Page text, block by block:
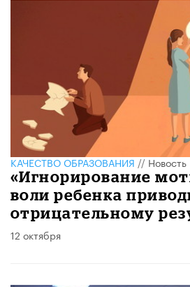
КАЧЕСТВО ОБРАЗОВАНИЯ//Новость
«Игнорирование
воли ребенка
отрицательному
12 октября